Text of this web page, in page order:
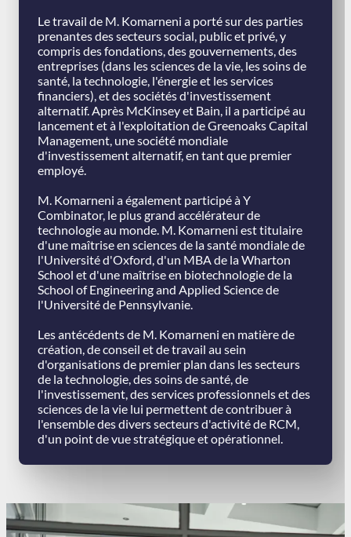
Le travail de M. Komarneni a porté sur des parties
prenantes des secteurs social, public et privé, y
compris des fondations, des gouvernements, des
entreprises (dans les sciences de la vie, les soins de
santé, la technologie, l'énergie et les services
financiers), et des sociétés d'investissement
alternatif. Après McKinsey et Bain, il a participé au
lancement et à l'exploitation de Greenoaks Capital
Management, une société mondiale
d'investissement alternatif, en tant que premier
employé.
M. Komarneni a également participé à Y
Combinator, le plus grand accélérateur de
technologie au monde. M. Komarneni est titulaire
d'une maîtrise en sciences de la santé mondiale de
l'Université d'Oxford, d'un MBA de la Wharton
School et d'une maîtrise en biotechnologie de la
School of Engineering and Applied Science de
l'Université de Pennsylvanie.
Les antécédents de M. Komarneni en matière de
création, de conseil et de travail au sein
d'organisations de premier plan dans les secteurs
de la technologie, des soins de santé, de
l'investissement, des services professionnels et des
sciences de la vie lui permettent de contribuer à
l'ensemble des divers secteurs d'activité de RCM,
d'un point de vue stratégique et opérationnel.